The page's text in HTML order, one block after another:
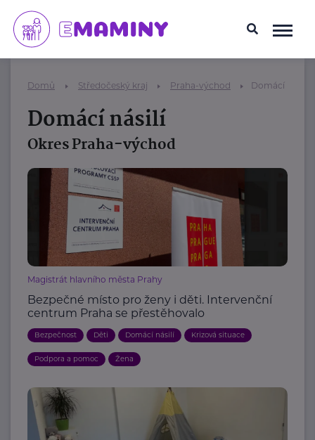
Domů Středočeský kraj Praha-východ Domácí násilí
Domácí násilí
Okres Praha-východ
Magistrát hlavního města Prahy
Bezpečné místo pro ženy i děti. Intervenční
centrum Praha se přestěhovalo
Bezpečnost Děti Domácí násilí Krizová situace
Podpora a pomoc Žena